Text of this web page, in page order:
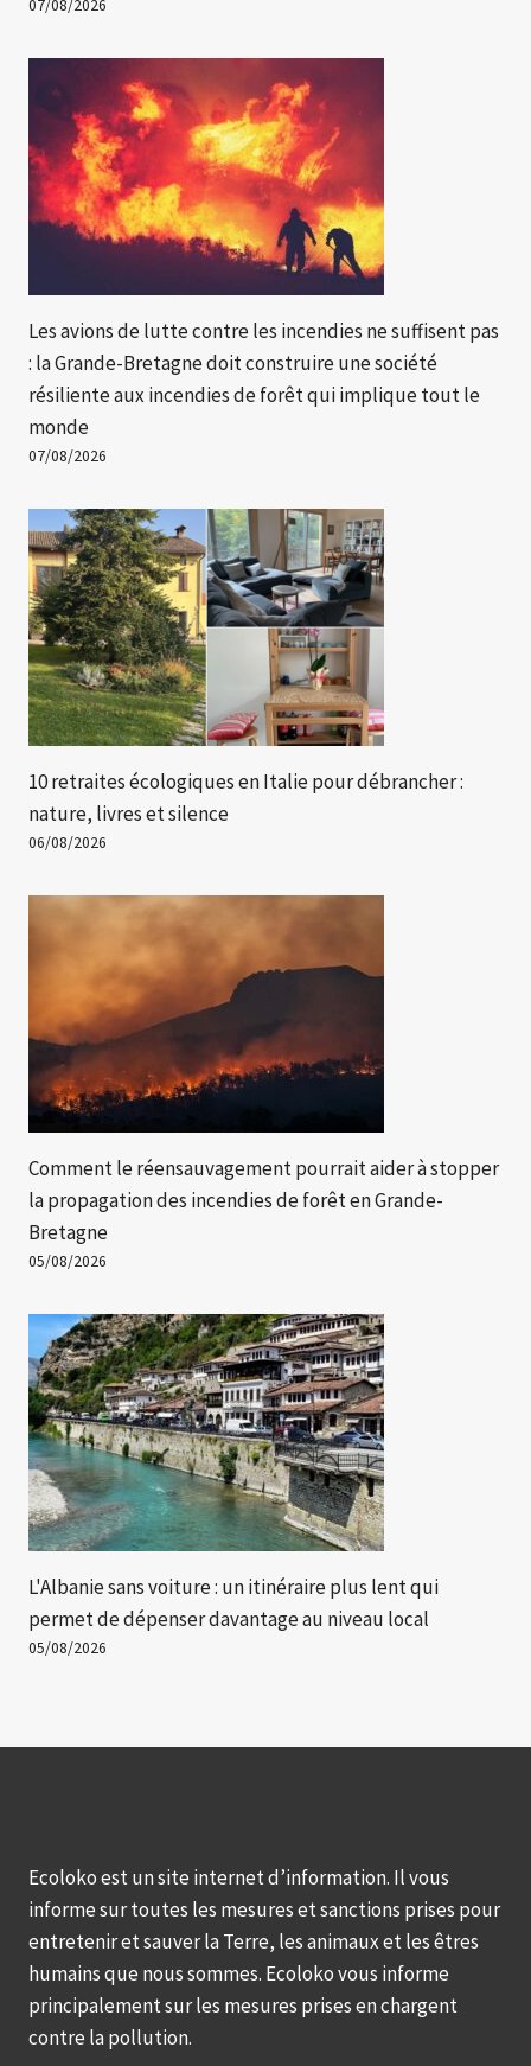
07/08/2026
Les avions de lutte contre les incendies ne suffisent pas
: la Grande-Bretagne doit construire une société
résiliente aux incendies de forêt qui implique tout le
monde
07/08/2026
10 retraites écologiques en Italie pour débrancher :
nature, livres et silence
06/08/2026
Comment le réensauvagement pourrait aider à stopper
la propagation des incendies de forêt en Grande-
Bretagne
05/08/2026
L'Albanie sans voiture : un itinéraire plus lent qui
permet de dépenser davantage au niveau local
05/08/2026
Ecoloko est un site internet d’information. Il vous
informe sur toutes les mesures et sanctions prises pour
entretenir et sauver la Terre, les animaux et les êtres
humains que nous sommes. Ecoloko vous informe
principalement sur les mesures prises en chargent
contre la pollution.